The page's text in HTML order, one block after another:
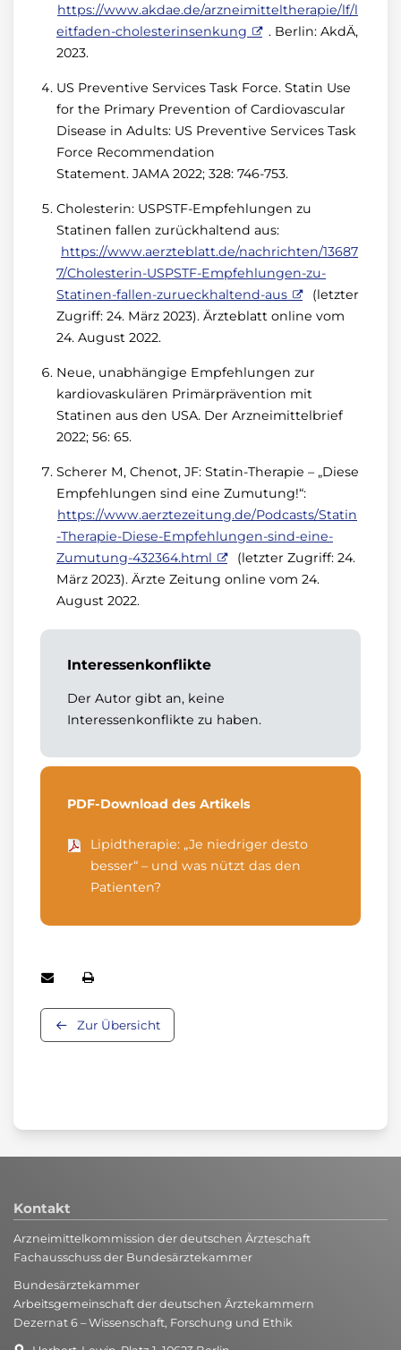
https://www.akdae.de/arzneimitteltherapie/lf/l
eitfaden-cholesterinsenkung
. Berlin: AkdÄ,
2023.
US Preventive Services Task Force. Statin Use
for the Primary Prevention of Cardiovascular
Disease in Adults: US Preventive Services Task
Force Recommendation
Statement. JAMA 2022; 328: 746-753.
Cholesterin: USPSTF-Empfehlungen zu
Statinen fallen zurückhaltend aus:
https://www.aerzteblatt.de/nachrichten/13687
7/Cholesterin-USPSTF-Empfehlungen-zu-
Statinen-fallen-zurueckhaltend-aus
(letzter
Zugriff: 24. März 2023). Ärzteblatt online vom
24. August 2022.
Neue, unabhängige Empfehlungen zur
kardiovaskulären Primärprävention mit
Statinen aus den USA. Der Arzneimittelbrief
2022; 56: 65.
Scherer M, Chenot, JF: Statin-Therapie – „Diese
Empfehlungen sind eine Zumutung!“:
https://www.aerztezeitung.de/Podcasts/Statin
-Therapie-Diese-Empfehlungen-sind-eine-
Zumutung-432364.html
(letzter Zugriff: 24.
März 2023). Ärzte Zeitung online vom 24.
August 2022.
Interessenkonflikte
Der Autor gibt an, keine
Interessenkonflikte zu haben.
PDF-Download des Artikels
Lipidtherapie: „Je niedriger desto
besser“ – und was nützt das den
Patienten?
Zur Übersicht
Kontakt
Arzneimittelkommission der deutschen Ärzteschaft
Fachausschuss der Bundesärztekammer
Bundesärztekammer
Arbeitsgemeinschaft der deutschen Ärztekammern
Dezernat 6 – Wissenschaft, Forschung und Ethik